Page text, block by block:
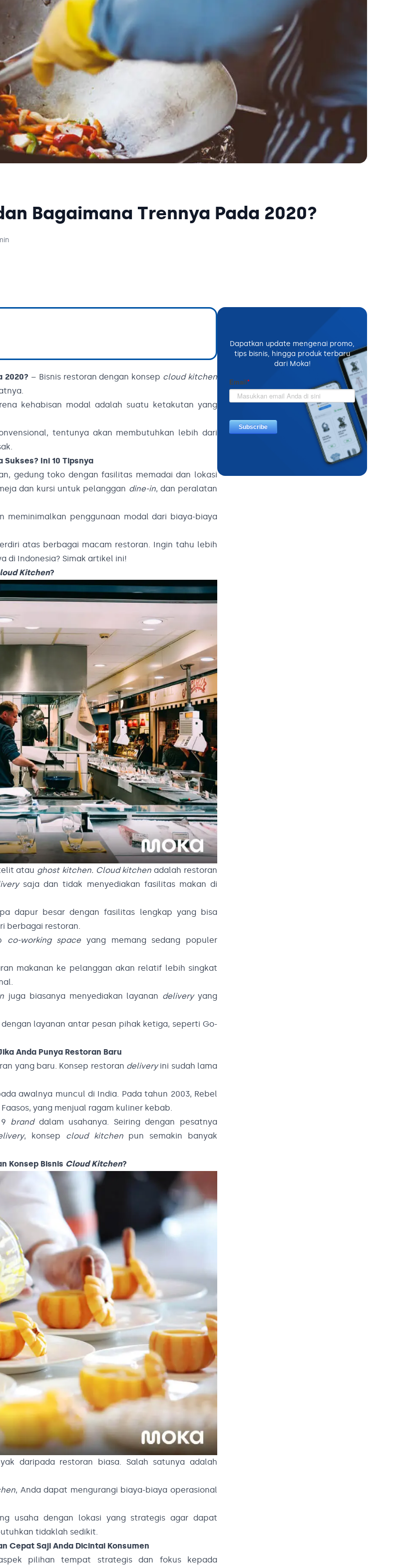
Bagaimana Trennya Pada 2020?
2020? – Bisnis restoran dengan konsep cloud kitchen
kehabisan modal adalah suatu ketakutan yang
tentunya akan membutuhkan lebih dari
Sukses? Ini 10 Tipsnya
gedung toko dengan fasilitas memadai dan lokasi
dan kursi untuk pelanggan dine-in, dan peralatan
penggunaan modal dari biaya-biaya
atas berbagai macam restoran. Ingin tahu lebih
di Indonesia? Simak artikel ini!
Kitchen?
atau ghost kitchen. Cloud kitchenadalah restoran
saja dan tidak menyediakan fasilitas makan di
dapur besar dengan fasilitas lengkap yang bisa
berbagai restoran.
co-working spaceyang memang sedang populer
makanan ke pelanggan akan relatif lebih singkat
juga biasanya menyediakan layanan deliveryyang
layanan antar pesan pihak ketiga, seperti Go-
Anda Punya Restoran Baru
yang baru. Konsep restoran deliveryini sudah lama
awalnya muncul di India. Pada tahun 2003, Rebel
yang menjual ragam kuliner kebab.
branddalam usahanya. Seiring dengan pesatnya
, konsep cloud kitchenpun semakin banyak
Konsep Bisnis Cloud Kitchen?
daripada restoran biasa. Salah satunya adalah
, Anda dapat mengurangi biaya-biaya operasional
usaha dengan lokasi yang strategis agar dapat
tidaklah sedikit.
Cepat Saji Anda Dicintai Konsumen
pilihan tempat strategis dan fokus kepada
Dapatkan update mengenai promo,
tips bisnis, hingga produk terbaru
dari Moka!